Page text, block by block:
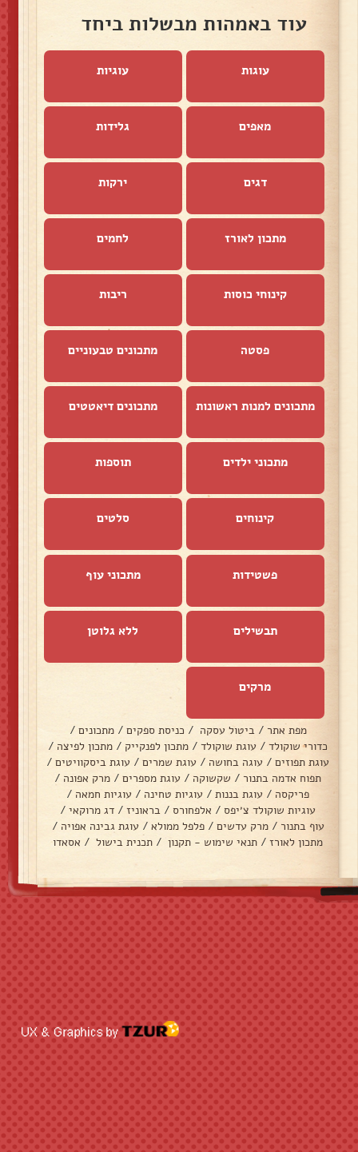
עוד באמהות מבשלות ביחד
עוגות עוגיות
מאפים גלידות
דגים ירקות
מתכון לאורז לחמים
קינוחי כוסות ריבות
פסטה מתכונים טבעוניים
מתכונים למנות ראשונות מתכונים דיאטטים
מתכוני ילדים תוספות
קינוחים סלטים
פשטידות מתכוני עוף
תבשילים ללא גלוטן
מרקים
מפת אתר / ביטול עסקה / כניסת ספקים / מתכונים /
כדורי שוקולד / עוגת שוקולד / מתכון לפנקייק / מתכון לפיצה /
עוגת תפוזים / עוגה בחושה / עוגת שמרים / עוגת ביסקוויטים /
תפוח אדמה בתנור / שקשוקה / עוגת מספרים / מרק אפונה /
פריקסה / עוגת בננות / עוגיות טחינה / עוגיות חמאה /
עוגיות שוקולד צ׳יפס / אלפחורס / בראוניז / דג מרוקאי /
עוף בתנור / מרק עדשים / פלפל ממולא / עוגת גבינה אפויה /
מתכון לאורז / תנאי שימוש - תקנון / תכנית בישול / אסאדו